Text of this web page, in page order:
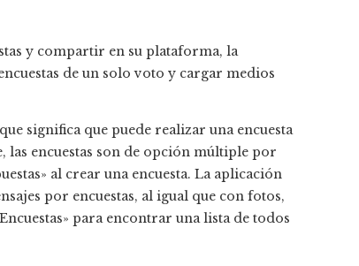
y compartir en su plataforma, la
de un solo voto y cargar medios
significa que puede realizar una encuesta
las encuestas son de opción múltiple por
al crear una encuesta. La aplicación
por encuestas, al igual que con fotos,
para encontrar una lista de todos